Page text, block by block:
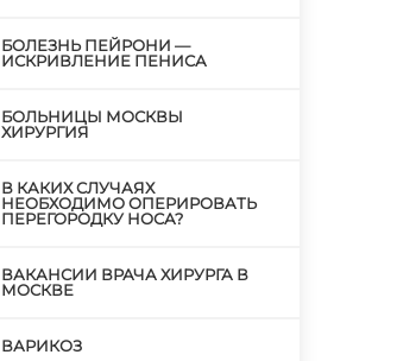
БОЛЕЗНЬ ПЕЙРОНИ —
ИСКРИВЛЕНИЕ ПЕНИСА
БОЛЬНИЦЫ МОСКВЫ
ХИРУРГИЯ
В КАКИХ СЛУЧАЯХ
НЕОБХОДИМО ОПЕРИРОВАТЬ
ПЕРЕГОРОДКУ НОСА?
ВАКАНСИИ ВРАЧА ХИРУРГА В
МОСКВЕ
ВАРИКОЗ